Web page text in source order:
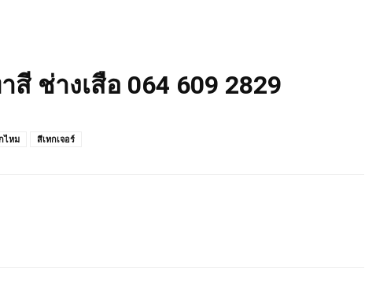
สี ช่างเสือ 064 609 2829
ไหม สีเทกเจอร์